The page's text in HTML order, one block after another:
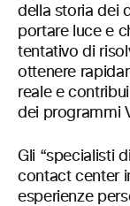
della storia dei
portare luce e
tentativo di
ottenere
reale e
dei programmi
Gli “specialisti
contact center
esperienze